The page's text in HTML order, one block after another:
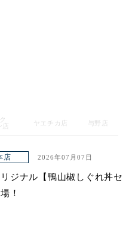
せ
ス
ヤエチカ店 与野店
店 2026年07月07日
ジナル【鴨山椒しぐれ丼セ
！